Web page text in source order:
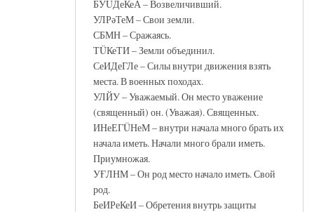
БУÜДеКеА – Возвеличивший.
УЛРәТеМ – Свои земли.
СБМН – Сражаясь.
ТÜКеТИ – Земли объединил.
СеИДеГЛе – Силы внутри движения взять
места. В военных походах.
УЛЙУ – Уважаемый. Он место уважение
(священный) он. (Уважая). Священных.
ИНеЕГÜНеМ – внутри начала много брать их
начала иметь. Начали много брали иметь.
Приумножая.
УҒЛНМ – Он род место начало иметь. Свой
род.
БеИРеКеИ – Обретения внутрь защиты